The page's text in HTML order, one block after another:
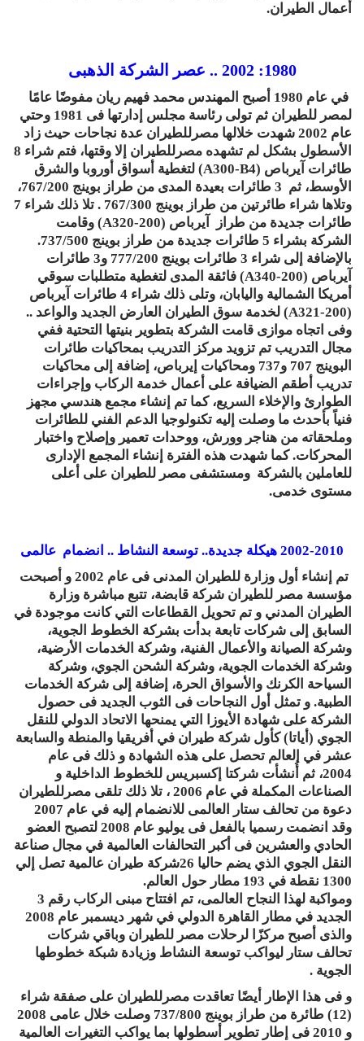
أعمال الطيران.
1980: 2002 .. عصر الشركة الذهبى
في عام 1980 أصبح المهندس محمد فهيم ريان مفوضًا عامًا
لمصر للطيران ثم تولى رئاسة مجلس إدارتها فى 1981 وحتي
عام 2002 شهدت خلالها مصرللطيران عدة نجاحات حيث زاد
الأسطول بشكل لم تشهده مصرللطيران إلا وقتها، فتم شراء 8
طائرات آيرباص (A300-B4) لتغطية أسواق أوروبا والشرق
الأوسط، ثم 3 طائرات بعيدة المدى من طراز بوينج 767/200،
وتلاها شراء طائرتين من طراز بوينج 767/300 . تلا ذلك شراء 7
طائرات جديدة من طراز آيرباص (A320-200) وقامت
الشركة بشراء 5 طائرات جديدة من طراز بوينج 737/500.
بالإضافة إلى شراء 3 طائرات بوينج 777/200 و3 طائرات
آيرباص (A340-200) فائقة المدى لتغطية متطلبات سوقي
أمريكا الشمالية واليابان، وتلى ذلك شراء 4 طائرات آيرباص
(A321-200) لخدمة سوق الطيران العارض الجديد والواعد ..
وفى اتجاه موازى قامت الشركة بتطوير بنيتها التحتية ففي
مجال التدريب تم تزويد مركز التدريب بمحاكيات طائرات
البوينج 707 و737 ومحاكيات إيرباص، إضافة إلى محاكيات
تدريب أطقم الضيافة على أعمال خدمة الركاب وإجراءات
الطوارئ والإخلاء السريع، كما تم إنشاء مجمع هندسي مجهز
فنياً بأحدث ما وصلت إليه تكنولوجيا الدعم الفني للطائرات
وملحقاته من هناجر وورش، ووحدات تعمير وإصلاح واختبار
المحركات. كما شهدت هذه الفترة إنشاء المجمع الإدارى
للعاملين بالشركة ومستشفى مصر للطيران على أعلى
مستوى خدمى.
2002-2010 هيكلة جديدة.. توسعة النشاط .. انضمام عالمى
تم إنشاء أول وزارة للطيران المدنى فى عام 2002 و أصبحت
مؤسسة مصر للطيران شركة قابضة، تتبع مباشرة وزارة
الطيران المدني و تم تحويل القطاعات التي كانت موجودة في
السابق إلى شركات تابعة بدأت بشركة الخطوط الجوية،
وشركة الصيانة والأعمال الفنية، وشركة الخدمات الأرضية،
وشركة الخدمات الجوية، وشركة الشحن الجوي، وشركة
السياحة الكرنك والأسواق الحرة، إضافة إلى شركة الخدمات
الطبية. و تمثل أول النجاحات فى الثوب الجديد فى حصول
الشركة على شهادة الأيوزا التي يمنحها الاتحاد الدولي للنقل
الجوي (أياتا) كأول شركة طيران في أفريقيا والمنطة والسابعة
عشر في العالم تحصل على هذه الشهادة و ذلك فى عام
2004، ثم أُنشأت شركتا إكسبريس للخطوط الداخلية و
الصناعات المكملة في عام 2006 ، تلا ذلك تلقى مصرللطيران
دعوة من تحالف ستار العالمى للانضمام إليه في عام 2007
وقد انضمت رسميا بالفعل فى يوليو عام 2008 لتصبح العضو
الحادي والعشرين فى أكبر التحالفات العالمية في مجال صناعة
النقل الجوي الذي يضم حاليا 26شركة طيران عالمية تصل إلي
1300 نقطة في 193 مطار حول العالم.
ومواكبة لهذا النجاح العالمى، تم افتتاح مبنى الركاب رقم 3
الجديد في مطار القاهرة الدولي في شهر ديسمبر عام 2008
والذى أصبح مركزًا لرحلات مصر للطيران وباقي شركات
تحالف ستار ليواكب توسعة النشاط وزيادة شبكة خطوطها
الجوية .
و فى هذا الإطار أيضًا تعاقدت مصرللطيران على صفقة شراء
(12) طائرة من طراز بوينج 737/800 وصلت خلال عامى 2008
و 2010 فى إطار تطوير أسطولها بما يواكب التغيرات العالمية